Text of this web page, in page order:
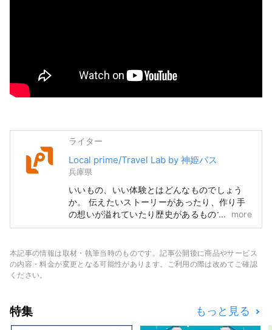
ライター
Local prime/Travel Lab by 神姫バス
兵庫県
いいもの、いい体験とはどんなものでしょう
か。 伝えたいストーリーがあったり、作り手
の想いが溢れていたり歴史があるものであった
り、地元の方に愛されていたりとたくさん特徴
出会ったとき嬉しくて誰かに伝えたくなったこ
とはありませんか。 そして、伝えた結果、新
うに「かたる、つたえる、つながる」をコンセ
プトに兵庫のいいものを発掘し、お客様と兵庫
more
本記事の情報は取材・執筆当時のものです。記事公開後に商品やサービス
の内容・料金が変更となる可能性があります。ご利用の際は改めてご確認
ください。
特集 もっと見る